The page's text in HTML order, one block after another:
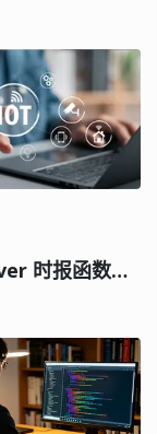
mstsc 远程桌面连接 Windows Server 时报函数不受支持错误的解决方法